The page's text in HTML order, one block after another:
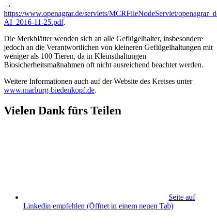
→
https://www.openagrar.de/servlets/MCRFileNodeServlet/
AI_2016-11-25.pdf.
Die Merkblätter wenden sich an alle Geflügelhalter, insbesondere
jedoch an die Verantwortlichen von kleineren Geflügelhaltungen mit
weniger als 100 Tieren, da in Kleinsthaltungen
Biosicherheitsmaßnahmen oft nicht ausreichend beachtet werden.
Weitere Informationen auch auf der Website des Kreises unter
www.marburg-biedenkopf.de.
Vielen Dank fürs Teilen
Seite auf
Linkedin empfehlen (Öffnet in einem neuen Tab)